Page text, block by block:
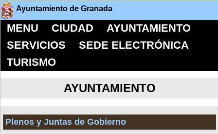
Ayuntamiento de Granada
MENU CIUDAD
AYUNTAMIENTO
SERVICIOS
SEDE ELECTRÓNICA
TURISMO
AYUNTAMIENTO
Plenos y Juntas de Gobierno